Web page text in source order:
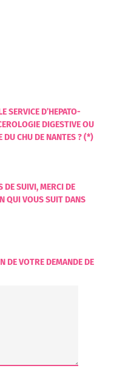
SERVICE D’HEPATO-
DIGESTIVE OU
DU CHU DE NANTES ? (*)
DE SUIVI, MERCI DE
QUI VOUS SUIT DANS
DE VOTRE DEMANDE DE